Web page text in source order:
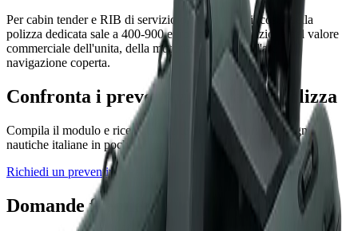
Per cabin tender e RIB di servizio oltre i 6 metri il costo della
polizza dedicata sale a 400-900 euro l'anno, in funzione del valore
commerciale dell'unita, della motorizzazione e dell'area di
navigazione coperta.
Confronta i preventivi per la tua polizza
Compila il modulo e ricevi le offerte delle migliori compagnie
nautiche italiane in pochi minuti.
Richiedi un preventivo gratuito
Domande frequenti